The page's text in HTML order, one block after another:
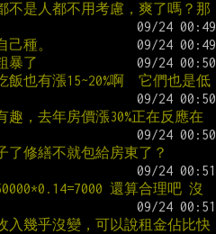
不是人都不用考慮，爽了嗎？那
種。
暴了
飯也有漲15~20%啊  它們也是低
，去年房價漲30%正在反應在
了修繕不就包給房東了？
還算合理吧 沒
入幾乎沒變，可以說租金佔比快